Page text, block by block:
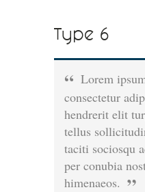
Type 6
Lorem
consectetur
hendrerit elit
tellus
taciti sociosqu
per conubia
himenaeos.